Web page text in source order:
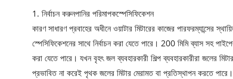
1. নির্বাচন করুনপানির পরিমাপকস্পেসিফিকেশন
কারণ সাধারণ প্রবাহের অধীনে ওয়াটার মিটারের কাজের পারফরম্যান্সের
স্পেসিফিকেশনের সাথে নির্বাচন করা যেতে পারে। 200 মিমি ব্যাস সহ
করা যেতে পারে। যখন বৃহৎ জল ব্যবহারকারী শিল্প ব্যবহারকারীরা জলের
প্রভাবিত না করেই পৃথক জলের মিটার মেরামত বা প্রতিস্থাপন করতে পারে।